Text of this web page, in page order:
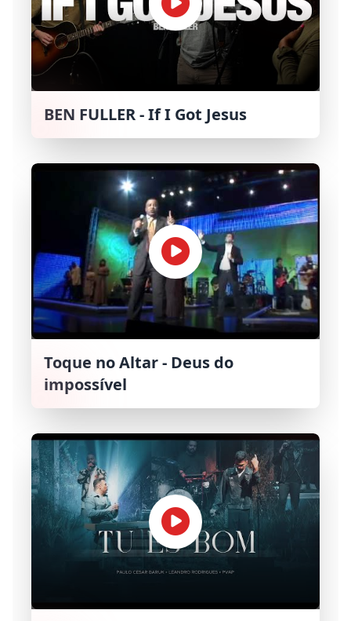
BEN FULLER - If I Got Jesus
Toque no Altar - Deus do
impossível